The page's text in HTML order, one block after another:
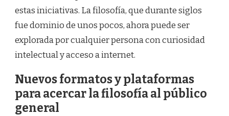
estas iniciativas. La filosofía, que durante siglos
fue dominio de unos pocos, ahora puede ser
explorada por cualquier persona con curiosidad
intelectual y acceso a internet.
Nuevos formatos y plataformas
para acercar la filosofía al público
general